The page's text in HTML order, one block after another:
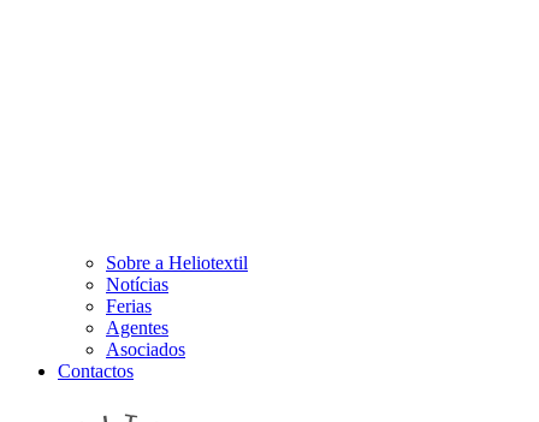
Sobre a Heliotextil
Notícias
Ferias
Agentes
Asociados
Contactos